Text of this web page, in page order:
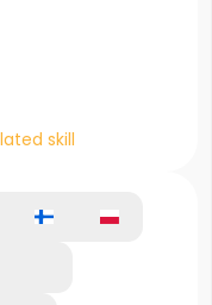
skill